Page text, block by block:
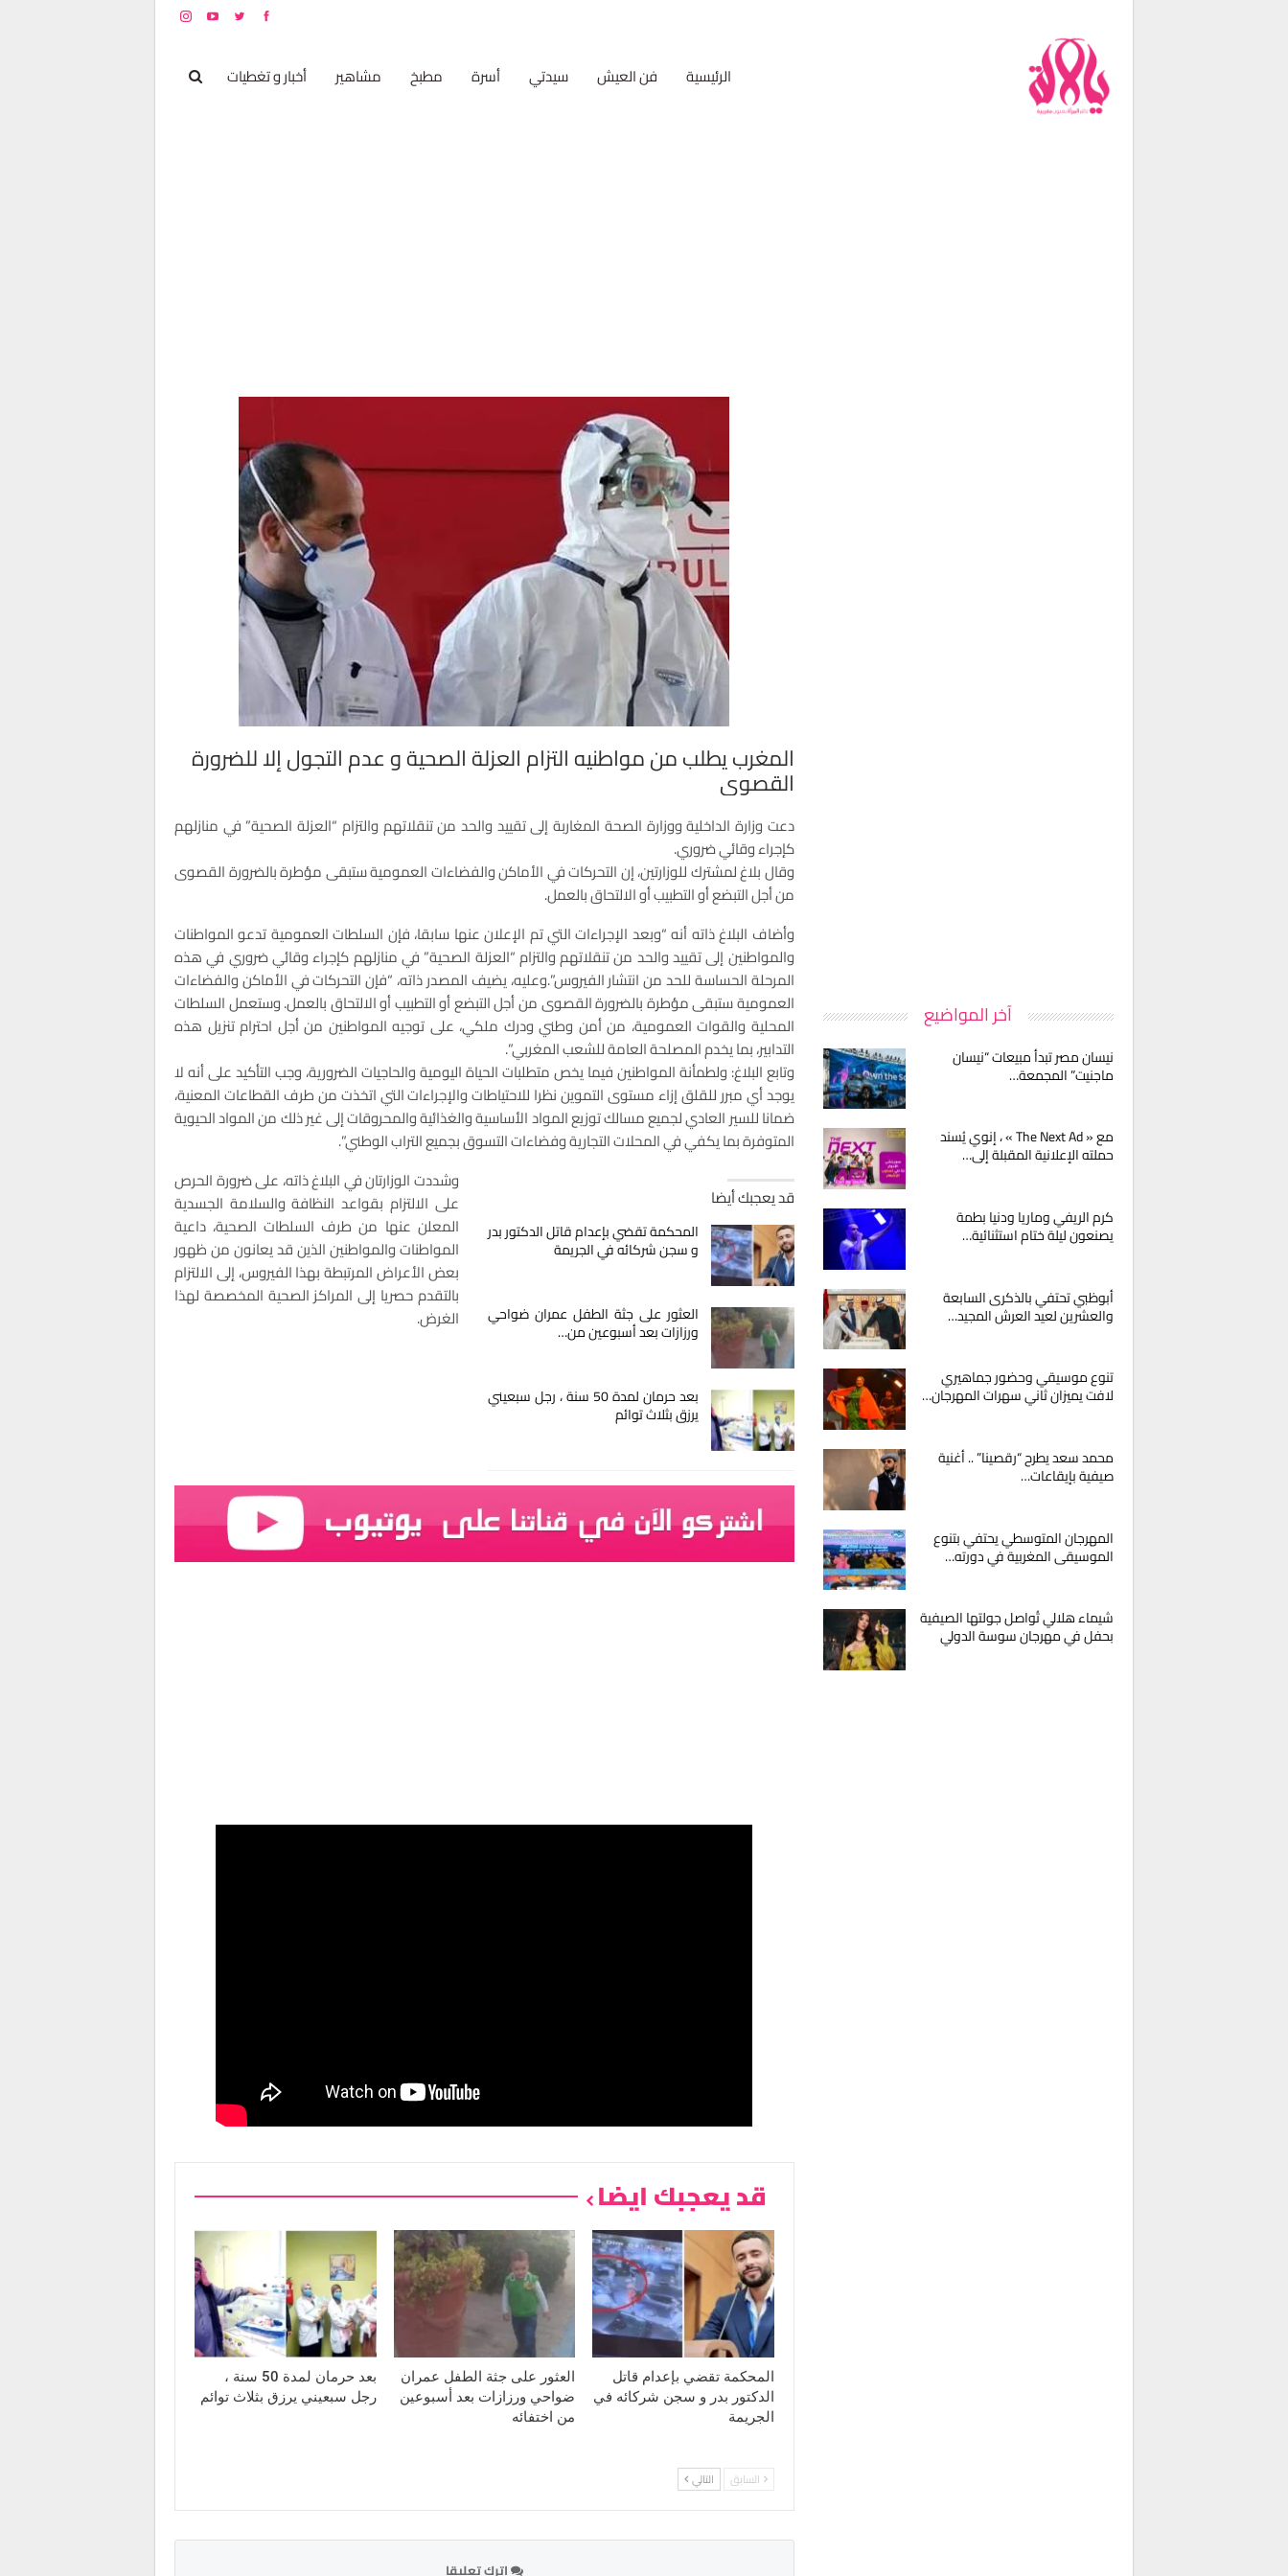
الرئيسية فن العيش سيدتي أسرة مطبخ مشاهير أخبار و تغطيات
المغرب يطلب من مواطنيه التزام العزلة الصحية و عدم التجول إلا للضرورة
القصوى
دعت وزارة الداخلية ووزارة الصحة المغاربة إلى تقييد والحد من تنقلاتهم والتزام “العزلة الصحية” في منازلهم
كإجراء وقائي ضروري.
وقال بلاغ لمشترك للوزارتين، إن التحركات في الأماكن والفضاءات العمومية ستبقى مؤطرة بالضرورة القصوى
من أجل التبضع أو التطبيب أو الالتحاق بالعمل.
وأضاف البلاغ ذاته أنه “وبعد الإجراءات التي تم الإعلان عنها سابقا، فإن السلطات العمومية تدعو المواطنات
والمواطنين إلى تقييد والحد من تنقلاتهم والتزام “العزلة الصحية” في منازلهم كإجراء وقائي ضروري في هذه
المرحلة الحساسة للحد من انتشار الفيروس”.وعليه، يضيف المصدر ذاته، “فإن التحركات في الأماكن والفضاءات
العمومية ستبقى مؤطرة بالضرورة القصوى من أجل التبضع أو التطبيب أو الالتحاق بالعمل. وستعمل السلطات
المحلية والقوات العمومية، من أمن وطني ودرك ملكي، على توجيه المواطنين من أجل احترام تنزيل هذه
التدابير، بما يخدم المصلحة العامة للشعب المغربي”.
وتابع البلاغ: ولطمأنة المواطنين فيما يخص متطلبات الحياة اليومية والحاجيات الضرورية، وجب التأكيد على أنه لا
يوجد أي مبرر للقلق إزاء مستوى التموين نظرا للاحتياطات والإجراءات التي اتخذت من طرف القطاعات المعنية،
ضمانا للسير العادي لجميع مسالك توزيع المواد الأساسية والغذائية والمحروقات إلى غير ذلك من المواد الحيوية
المتوفرة بما يكفي في المحلات التجارية وفضاءات التسوق بجميع التراب الوطني”.
قد يعجبك أيضا
المحكمة تقضي بإعدام قاتل الدكتور بدر
و سجن شركائه في الجريمة
العثور على جثة الطفل عمران ضواحي
ورزازات بعد أسبوعين من…
بعد حرمان لمدة 50 سنة ، رجل سبعيني
يرزق بثلاث توائم
وشددت الوزارتان في البلاغ ذاته، على ضرورة الحرص
على الالتزام بقواعد النظافة والسلامة الجسدية
المعلن عنها من طرف السلطات الصحية، داعية
المواطنات والمواطنين الذين قد يعانون من ظهور
بعض الأعراض المرتبطة بهذا الفيروس، إلى الالتزام
بالتقدم حصريا إلى المراكز الصحية المخصصة لهذا
الغرض.
قد يعجبك ايضا
المحكمة تقضي بإعدام قاتل
الدكتور بدر و سجن شركائه في
الجريمة
العثور على جثة الطفل عمران
ضواحي ورزازات بعد أسبوعين
من اختفائه
بعد حرمان لمدة 50 سنة ،
رجل سبعيني يرزق بثلاث توائم
السابق التالي
اترك تعليقا
آخر المواضيع
نيسان مصر تبدأ مبيعات “نيسان
ماجنيت” المجمعة…
مع « The Next Ad » ، إنوي يُسند
حملته الإعلانية المقبلة إلى…
كرم الريفي وماريا ودنيا بطمة
يصنعون ليلة ختام استثنائية…
أبوظبي تحتفي بالذكرى السابعة
والعشرين لعيد العرش المجيد…
تنوع موسيقي وحضور جماهيري
لافت يميزان ثاني سهرات المهرجان…
محمد سعد يطرح “رقصينا” .. أغنية
صيفية بإيقاعات…
المهرجان المتوسطي يحتفي بتنوع
الموسيقى المغربية في دورته…
شيماء هلالي تُواصل جولتها الصيفية
بحفل في مهرجان سوسة الدولي